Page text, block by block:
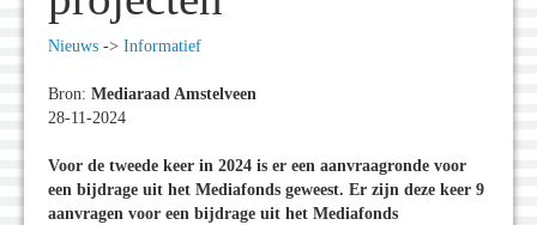
Nieuws -> Informatief
Bron: Mediaraad Amstelveen
28-11-2024
Voor de tweede keer in 2024 is er een aanvraagronde voor
een bijdrage uit het Mediafonds geweest. Er zijn deze keer 9
aanvragen voor een bijdrage uit het Mediafonds